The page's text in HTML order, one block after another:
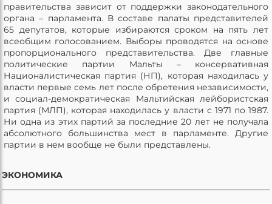
правительства зависит от поддержки законодательного
органа – парламента. В составе палаты представителей
65 депутатов, которые избираются сроком на пять лет
всеобщим голосованием. Выборы проводятся на основе
пропорционального представительства. Две главные
политические партии Мальты – консервативная
Националистическая партия (НП), которая находилась у
власти первые семь лет после обретения независимости,
и социал-демократическая Мальтийская лейбористская
партия (МЛП), которая находилась у власти с 1971 по 1987.
Ни одна из этих партий за последние 20 лет не получала
абсолютного большинства мест в парламенте. Другие
партии в нем вообще не были представлены.
ЭКОНОМИКА